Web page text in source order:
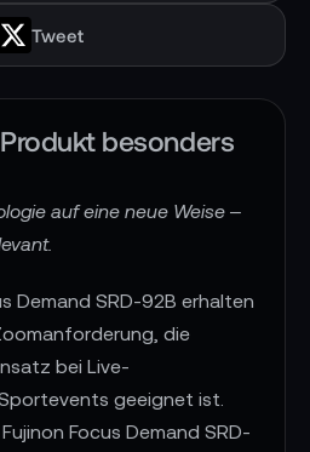
Tweet
besonders
auf eine neue Weise –
Demand SRD-92B erhalten
die
bei Live-
geeignet ist.
Focus Demand SRD-